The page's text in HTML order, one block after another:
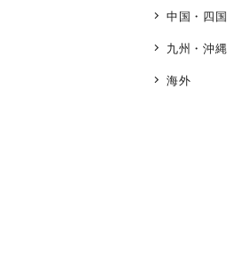
中国・四国
九州・沖縄
海外